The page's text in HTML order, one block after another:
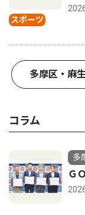
スポーツ
多摩区・麻
コラム
多
Ｇ